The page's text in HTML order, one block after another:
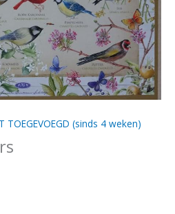
TOEGEVOEGD (sinds 4 weken)